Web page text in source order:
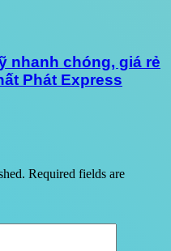
nhanh chóng, giá rẻ
Phát Express
Required fields are